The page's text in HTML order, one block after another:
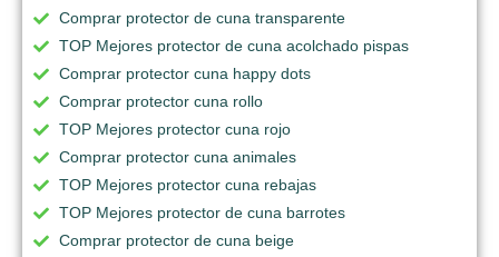
Comprar protector de cuna transparente
TOP Mejores protector de cuna acolchado pispas
Comprar protector cuna happy dots
Comprar protector cuna rollo
TOP Mejores protector cuna rojo
Comprar protector cuna animales
TOP Mejores protector cuna rebajas
TOP Mejores protector de cuna barrotes
Comprar protector de cuna beige